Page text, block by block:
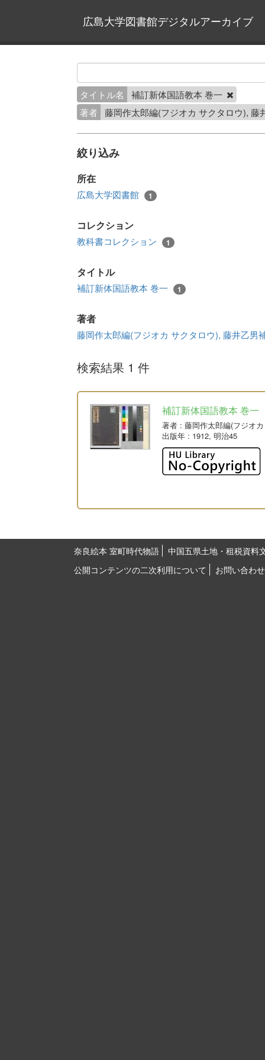
広島大学図書館デジタルアーカイブ
タイトル名
補訂新体国語教本 巻一
著者
藤岡作太郎編(フジオカ サクタロウ),
絞り込み
所在
広島大学図書館 1
コレクション
教科書コレクション 1
タイトル
補訂新体国語教本 巻一 1
著者
藤岡作太郎編(フジオカ サクタロウ), 藤井乙男
検索結果 1 件
補訂新体国語教本 巻一
著者 : 藤岡作太郎編(フジオ
出版年 : 1912, 明治45
奈良絵本 室町時代物語
中国五県土地・租税資料
公開コンテンツの二次利用について
お問い合わせ